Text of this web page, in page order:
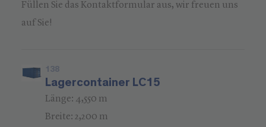
Füllen Sie das Kontaktformular aus, wir freuen uns
auf Sie!
138
Lagercontainer LC15
Länge: 4,550 m
Breite: 2,200 m